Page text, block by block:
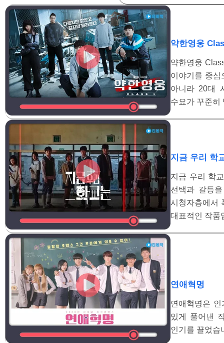
약한영웅
약한영웅
이야기를 중심
아니라 20대
수요가 꾸준히
지금 우리 학
지금 우리 학
선택과 갈등
시청자층에서
대표적인 작품
연애혁명
연애혁명은
있게 풀어낸
인기를 끌었습